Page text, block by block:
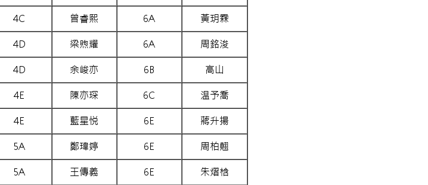
4C 曾睿熙 6A 黃玥霖
4D 梁煦耀 6A 周銘浚
4D 余峻亦 6B 高山
4E 陳亦琛 6C 温予喬
4E 藍星悦 6E 蔣升揚
5A 鄭瑋婷 6E 周柏翹
5A 王傳義 6E 朱熠梒